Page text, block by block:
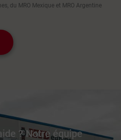
du MRO Mexique et MRO Argentine
? Notre équipe